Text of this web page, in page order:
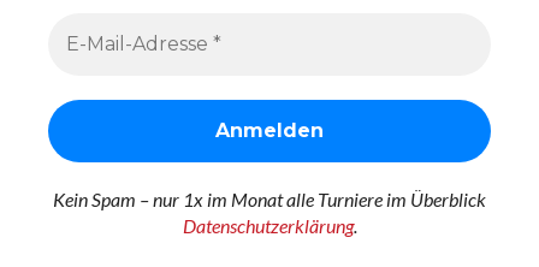
Kein Spam – nur 1x im Monat alle Turniere im Überblick
Datenschutzerklärung.